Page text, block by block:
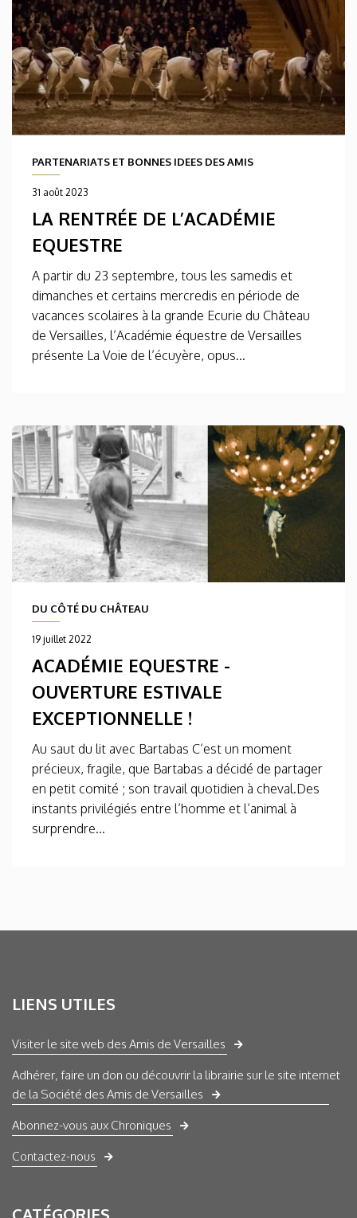
PARTENARIATS ET BONNES IDEES DES AMIS
31 août 2023
LA RENTRÉE DE L’ACADÉMIE
EQUESTRE
A partir du 23 septembre, tous les samedis et
dimanches et certains mercredis en période de
vacances scolaires à la grande Ecurie du Château
de Versailles, l’Académie équestre de Versailles
présente La Voie de l’écuyère, opus...
DU CÔTÉ DU CHÂTEAU
19 juillet 2022
ACADÉMIE EQUESTRE -
OUVERTURE ESTIVALE
EXCEPTIONNELLE !
Au saut du lit avec Bartabas C’est un moment
précieux, fragile, que Bartabas a décidé de partager
en petit comité ; son travail quotidien à cheval.Des
instants privilégiés entre l’homme et l’animal à
surprendre...
LIENS UTILES
Visiter le site web des Amis de Versailles
Adhérer, faire un don ou découvrir la librairie sur le site internet
de la Société des Amis de Versailles
Abonnez-vous aux Chroniques
Contactez-nous
CATÉGORIES